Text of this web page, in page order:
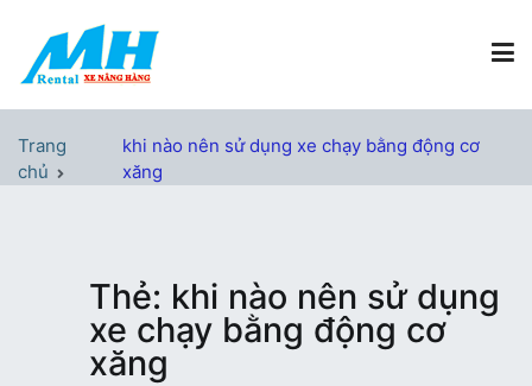
nội
Xe Nâng Hàng MH Rental
Trang
chủ
khi nào nên sử dụng xe chạy bằng động cơ
xăng
Thẻ: khi nào nên sử dụng
xe chạy bằng động cơ
xăng